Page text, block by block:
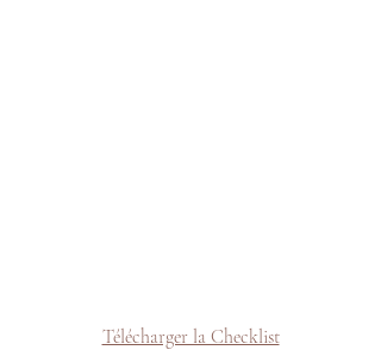
Télécharger la Checklist